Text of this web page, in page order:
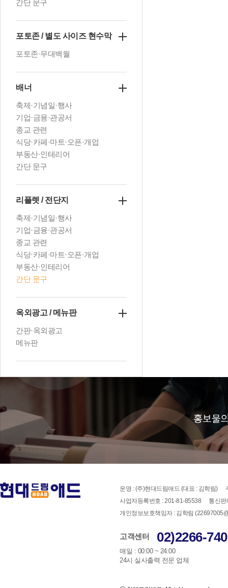
간단 문구
포토존 / 별도 사이즈 현수막
포토존·무대백월
배너
축제·기념일·행사
기업·금융·관공서
종교 관련
식당·카페·마트·오픈·개업
부동산·인테리어
간단 문구
리플렛 / 전단지
축제·기념일·행사
기업·금융·관공서
종교 관련
식당·카페·마트·오픈·개업
부동산·인테리어
간단 문구
옥외광고 / 메뉴판
간판·옥외광고
메뉴판
운영 : (주)현대드림애드 (대표 : 김학림)
사업자등록번호 : 201-81-85538
통신판
개인정보보호책임자 : 김학림
고객센터 02)2266-
매일 : 00:00 ~ 24:00
24시 실사출력 전문 업체